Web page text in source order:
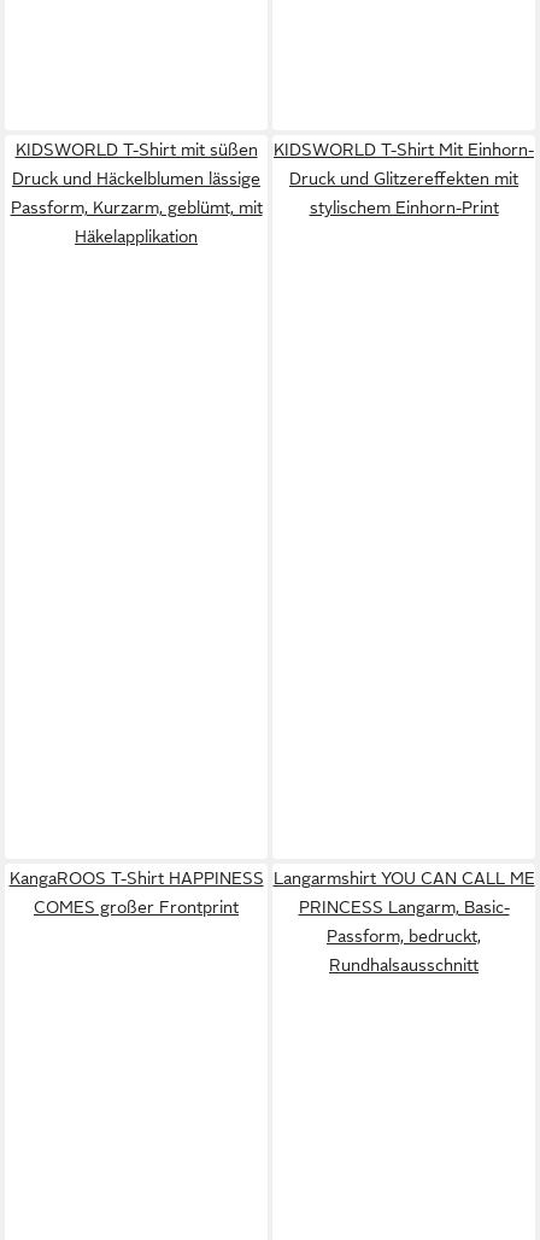
KIDSWORLD T-Shirt mit süßen
Druck und Häckelblumen lässige
Passform, Kurzarm, geblümt, mit
Häkelapplikation
KIDSWORLD T-Shirt Mit Einhorn-
Druck und Glitzereffekten mit
stylischem Einhorn-Print
KangaROOS T-Shirt HAPPINESS
COMES großer Frontprint
Langarmshirt YOU CAN CALL ME
PRINCESS Langarm, Basic-
Passform, bedruckt,
Rundhalsausschnitt